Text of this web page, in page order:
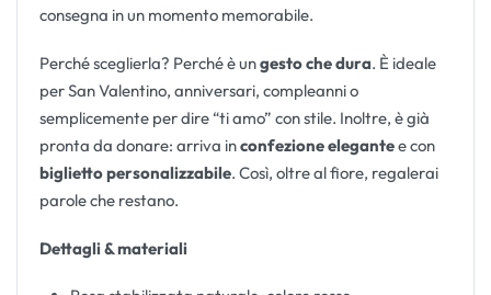
consegna in un momento memorabile.
Perché sceglierla? Perché è ungesto che dura. È ideale
per San Valentino, anniversari, compleanni o
semplicemente per dire “ti amo” con stile. Inoltre, è già
pronta da donare: arriva inconfezione elegantee con
biglietto personalizzabile. Così, oltre al fiore, regalerai
parole che restano.
Dettagli & materiali